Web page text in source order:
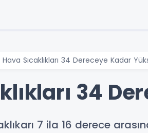
Hava Sıcaklıkları 34 Dereceye Kadar
34
7 ila 16 derece